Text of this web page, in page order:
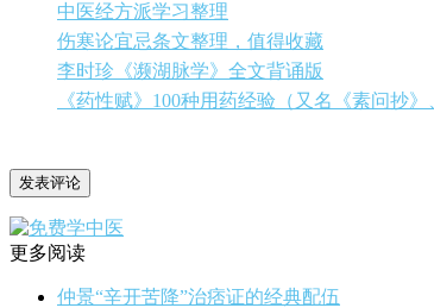
中医经方派学习整理
伤寒论宜忌条文整理，值得收藏
李时珍《濒湖脉学》全文背诵版
《药性赋》100种用药经验（又名《素问抄
更多阅读
仲景“辛开苦降”治痞证的经典配伍